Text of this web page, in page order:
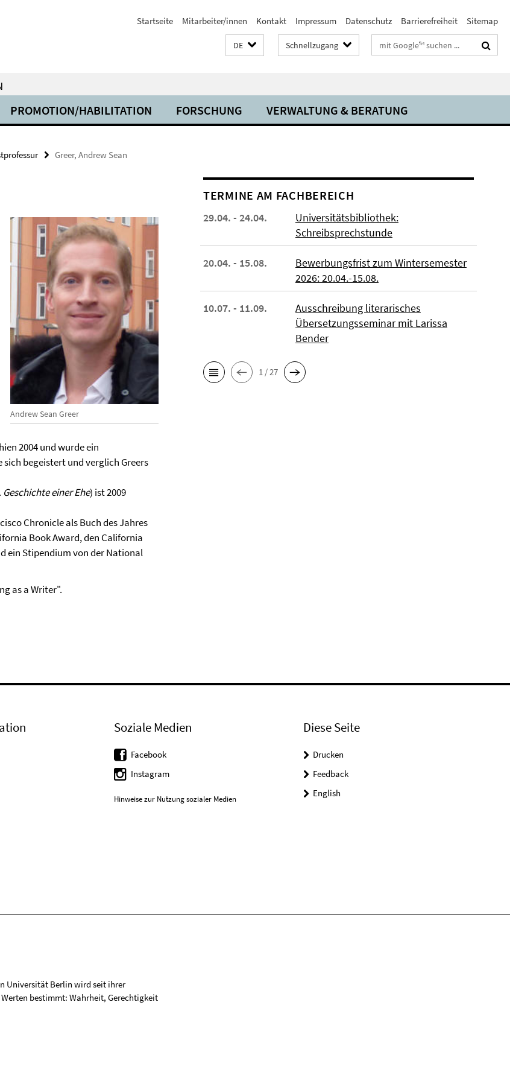
Startseite Mitarbeiter/innen Kontakt Impressum Datenschutz Barrierefreiheit Sitemap
DE Schnellzugang Suchbegriffe
PROMOTION/HABILITATION FORSCHUNG VERWALTUNG & BERATUNG
Greer, Andrew Sean
Andrew Sean Greer
2004 und wurde ein
begeistert und verglich Greers
Geschichte einer Ehe) ist 2009
Chronicle als Buch des Jahres
Book Award, den California
ein Stipendium von der National
as a Writer".
TERMINE AM FACHBEREICH
29.04. - 24.04.
Universitätsbibliothek:
Schreibsprechstunde
20.04. - 15.08.
Bewerbungsfrist zum Wintersemester
2026: 20.04.-15.08.
10.07. - 11.09.
Ausschreibung literarisches
Übersetzungsseminar mit Larissa
Bender
1 / 27
Soziale Medien
Facebook
Instagram
Hinweise zur Nutzung sozialer Medien
Diese Seite
Drucken
Feedback
English
Universität Berlin wird seit ihrer
bestimmt: Wahrheit, Gerechtigkeit